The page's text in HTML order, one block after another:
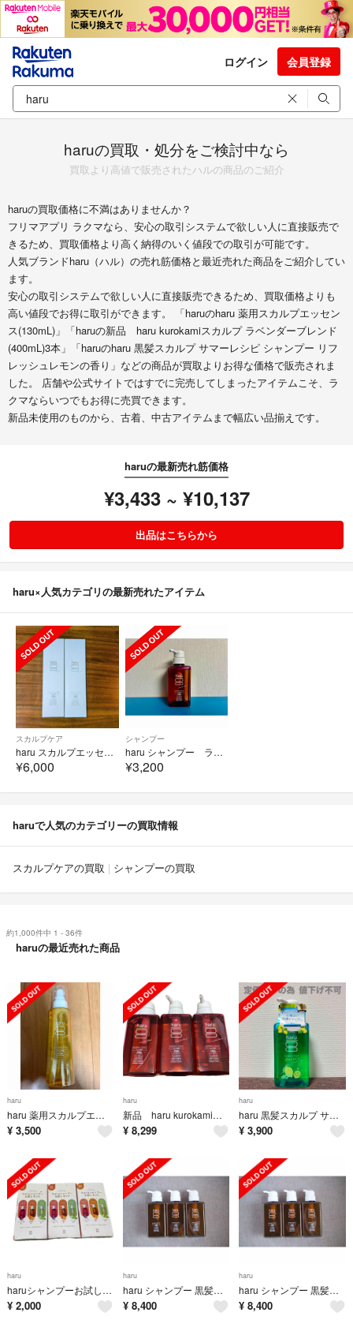
ログイン 会員登録
haruの買取・処分をご検討中なら
買取より高値で販売されたハルの商品のご紹介
haruの買取価格に不満はありませんか？
フリマアプリ ラクマなら、安心の取引システムで欲しい人に直接販売で
きるため、買取価格より高く納得のいく値段での取引が可能です。
人気ブランドharu（ハル）の売れ筋価格と最近売れた商品をご紹介してい
ます。
安心の取引システムで欲しい人に直接販売できるため、買取価格よりも
高い値段でお得に取引ができます。 「haruのharu 薬用スカルプエッセン
ス(130mL)」「haruの新品 haru kurokamiスカルプ ラベンダーブレンド
(400mL)3本」「haruのharu 黒髪スカルプ サマーレシピ シャンプー リフ
レッシュレモンの香り」などの商品が買取よりお得な価格で販売されま
した。 店舗や公式サイトではすでに完売してしまったアイテムこそ、ラ
クマならいつでもお得に売買できます。
新品未使用のものから、古着、中古アイテムまで幅広い品揃えです。
haruの最新売れ筋価格
¥3,433 ~ ¥10,137
出品はこちらから
haru×人気カテゴリの最新売れたアイテム
スカルプケア
haru スカルプエッセンス100 130ml 2本
¥6,000
シャンプー
haru シャンプー ラベンダー
¥3,200
haruで人気のカテゴリーの買取情報
スカルプケアの買取 シャンプーの買取
約1,000件中 1 - 36件
haruの最近売れた商品
haru
haru 薬用スカルプエッセンス(130mL)
¥ 3,500
haru
新品 haru kurokamiスカルプ ラベンダーブレンド(400mL)3本
¥ 8,299
haru
haru 黒髪スカルプ サマーレシピ シャンプー リフレッシュレモンの香り
¥ 3,900
haru
haruシャンプーお試しセット お試しサイズ10ml3種類 3セット
¥ 2,000
haru
haru シャンプー 黒髪スカルプ 400ml×3本
¥ 8,400
haru
haru シャンプー 黒髪スカルプ 400ml×3本
¥ 8,400